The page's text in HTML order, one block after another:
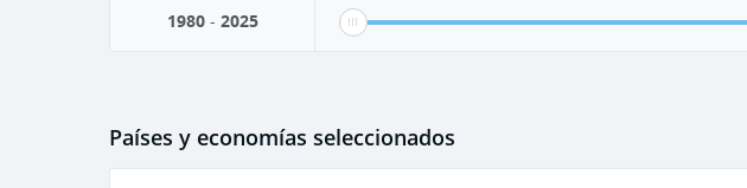
1980- 2025
Países y economías seleccionados